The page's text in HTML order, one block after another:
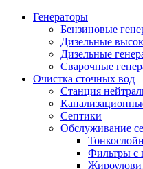
Генераторы
Бензиновые
Дизельные
Дизельные
Сварочные
Очистка сточных вод
Станция
Септики
Обслуживание
Фильтры с